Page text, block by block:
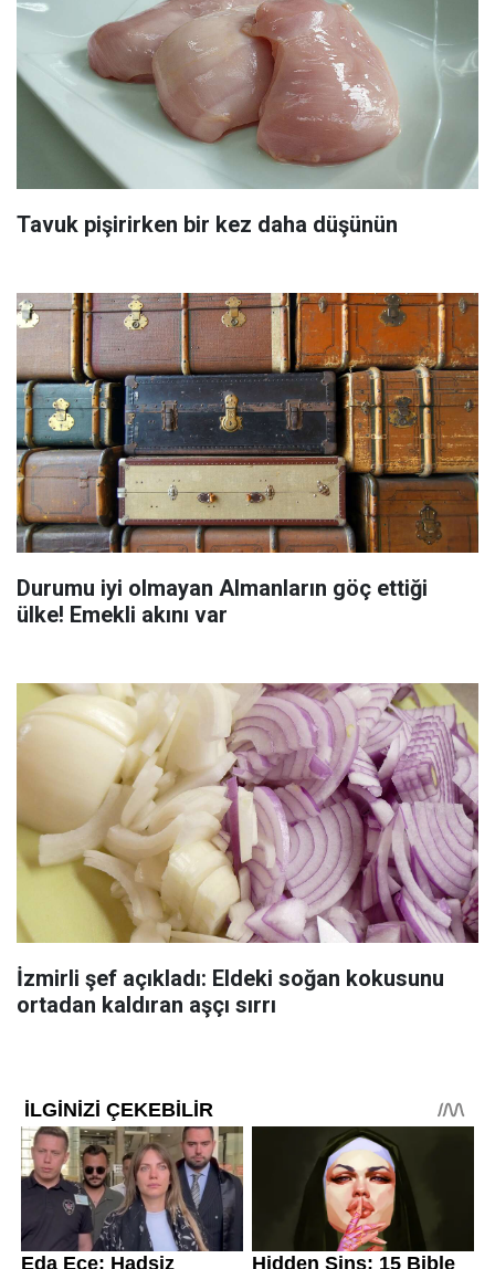
Tavuk pişirirken bir kez daha düşünün
Durumu iyi olmayan Almanların göç ettiği
ülke! Emekli akını var
İzmirli şef açıkladı: Eldeki soğan kokusunu
ortadan kaldıran aşçı sırrı